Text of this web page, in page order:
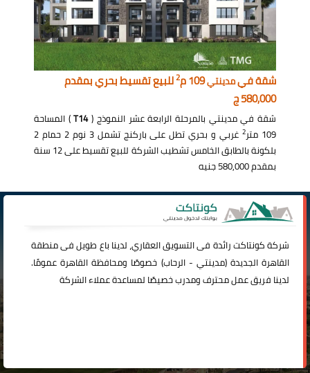
شقة فيمدينتي109 م 2للبيع تقسيط بحري بمقدم
580,000 ج
شقة في مدينتي بالمرحلة الرابعة عشر النموذج (T14) المساحة
109 متر
2
غربي و بحري تطل على باركنج تشمل 3 نوم 2 حمام 2
بلكونة بالطابق الخامس تشطيب الشركة للبيع تقسيط على 12 سنة
بمقدم 580,000 جنيه
شركةكونتاكترائدة فى التسويق العقاري، لدينا باع طويل فى منطقة
القاهرة الجديدة (مدينتي -الرحاب) خصوصًا ومحافظة القاهرة عمومًا.
لدينا فريق عمل محترف ومدرب خصيصًا لمساعدة عملاء الشركة